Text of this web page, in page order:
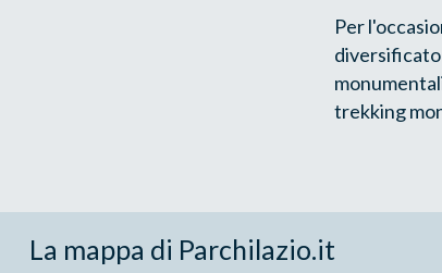
Per
diversificato
trekking
La mappa di Parchilazio.it